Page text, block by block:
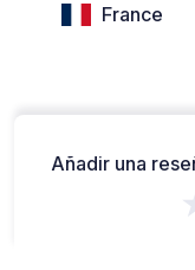
France
Añadir una